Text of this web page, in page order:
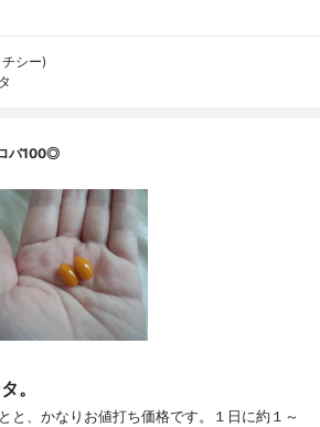
シー)
バ100◎
。
と、かなりお値打ち価格です。１日に約１～